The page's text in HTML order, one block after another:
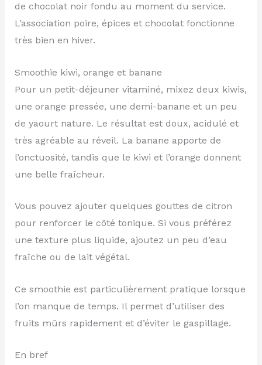
de chocolat noir fondu au moment du service.
L’association poire, épices et chocolat fonctionne
très bien en hiver.
Smoothie kiwi, orange et banane
Pour un petit-déjeuner vitaminé, mixez deux kiwis,
une orange pressée, une demi-banane et un peu
de yaourt nature. Le résultat est doux, acidulé et
très agréable au réveil. La banane apporte de
l’onctuosité, tandis que le kiwi et l’orange donnent
une belle fraîcheur.
Vous pouvez ajouter quelques gouttes de citron
pour renforcer le côté tonique. Si vous préférez
une texture plus liquide, ajoutez un peu d’eau
fraîche ou de lait végétal.
Ce smoothie est particulièrement pratique lorsque
l’on manque de temps. Il permet d’utiliser des
fruits mûrs rapidement et d’éviter le gaspillage.
En bref